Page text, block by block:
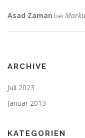
Asad Zaman bei
ARCHIVE
Juli 2023
Januar 2013
KATEGORIEN